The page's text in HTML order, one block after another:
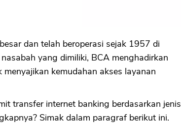
dan telah beroperasi sejak 1957 di
yang dimiliki, BCA menghadirkan
kemudahan akses layanan
transfer internet banking berdasarkan jenis
Simak dalam paragraf berikut ini.